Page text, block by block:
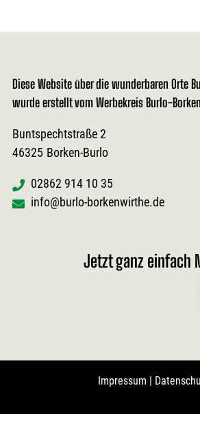
Diese Website über die wunderbaren Orte
wurde erstellt vom Werbekreis Burlo-
Buntspechtstraße 2
46325 Borken-Burlo
02862 914 10 35
info@burlo-borkenwirthe.de
Jetzt ganz einfach
Impressum